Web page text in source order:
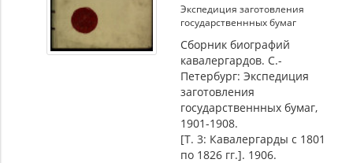
Экспедиция заготовления
государственнных бумаг
Сборник биографий
кавалергардов. С.-
Петербург: Экспедиция
заготовления
государственнных бумаг,
1901-1908.
[Т. 3: Кавалергарды с 1801
по 1826 гг.]. 1906.